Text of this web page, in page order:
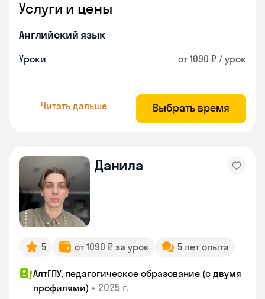
Услуги и цены
Английский язык
Уроки от 1090 ₽ / урок
Читать дальше Выбрать время
Данила
5 от 1090 ₽ за урок 5 лет опыта
АлтГПУ, педагогическое образование (с двумя
профилями) • 2025 г.